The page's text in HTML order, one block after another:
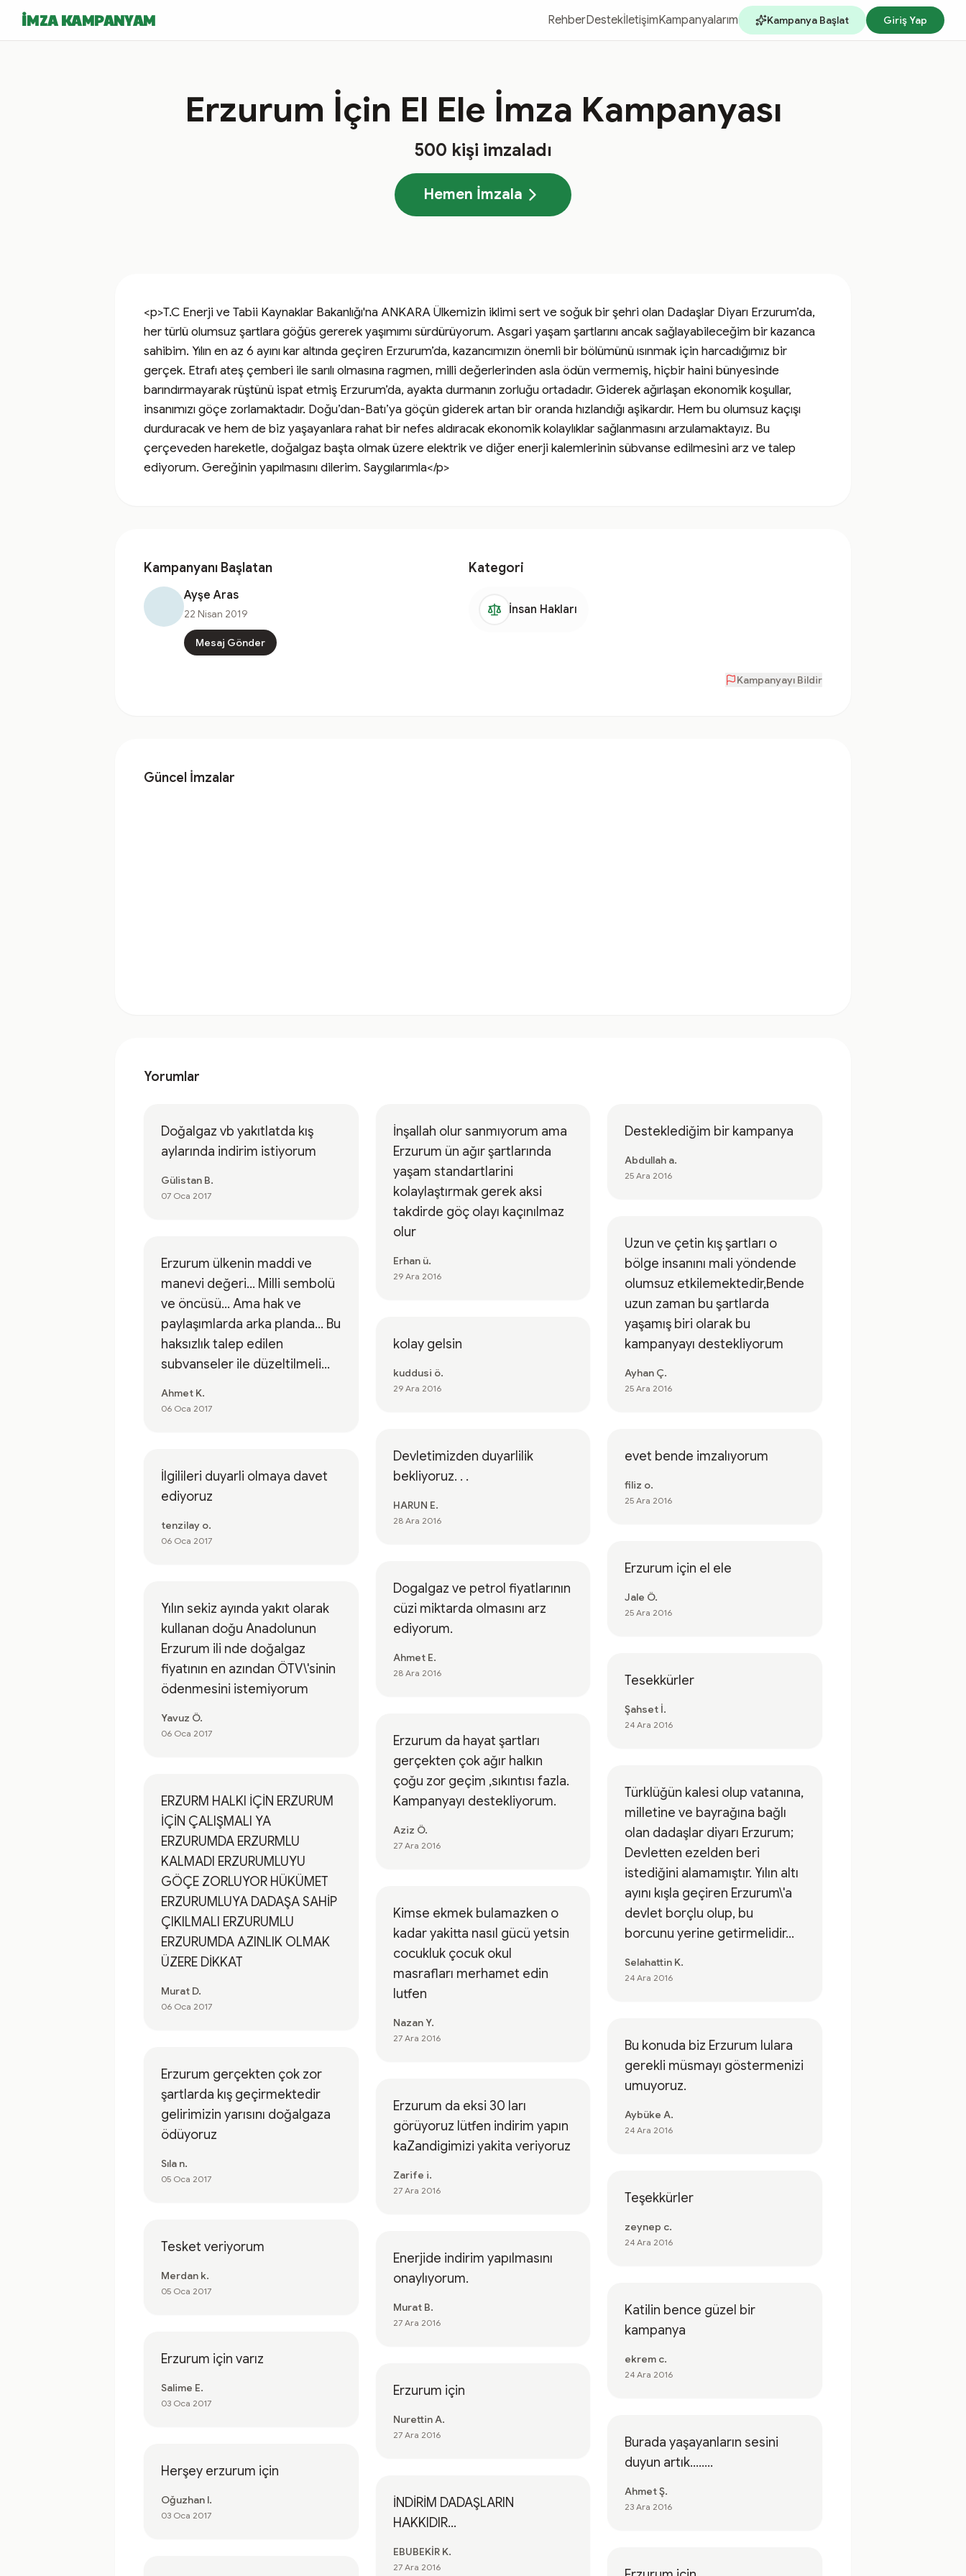
İMZA KAMPANYAM RehberDestekİletişimKampanyalarım Kampanya Başlat Giriş Yap
Erzurum İçin El Ele İmza Kampanyası
500 kişi imzaladı
Hemen İmzala
<p>T.C Enerji ve Tabii Kaynaklar Bakanlığı'na ANKARA Ülkemizin iklimi sert ve soğuk bir şehri olan Dadaşlar Diyarı Erzurum’da,
her türlü olumsuz şartlara göğüs gererek yaşımımı sürdürüyorum. Asgari yaşam şartlarını ancak sağlayabileceğim bir kazanca
sahibim. Yılın en az 6 ayını kar altında geçiren Erzurum’da, kazancımızın önemli bir bölümünü ısınmak için harcadığımız bir
gerçek. Etrafı ateş çemberi ile sarılı olmasına ragmen, milli değerlerinden asla ödün vermemiş, hiçbir haini bünyesinde
barındırmayarak rüştünü ispat etmiş Erzurum’da, ayakta durmanın zorluğu ortadadır. Giderek ağırlaşan ekonomik koşullar,
insanımızı göçe zorlamaktadır. Doğu’dan-Batı’ya göçün giderek artan bir oranda hızlandığı aşikardır. Hem bu olumsuz kaçışı
durduracak ve hem de biz yaşayanlara rahat bir nefes aldıracak ekonomik kolaylıklar sağlanmasını arzulamaktayız. Bu
çerçeveden hareketle, doğalgaz başta olmak üzere elektrik ve diğer enerji kalemlerinin sübvanse edilmesini arz ve talep
ediyorum. Gereğinin yapılmasını dilerim. Saygılarımla</p>
Kampanyanı Başlatan
Ayşe Aras
22 Nisan 2019
Mesaj Gönder
Kategori
İnsan Hakları
Kampanyayı Bildir
Güncel İmzalar
Yorumlar
Doğalgaz vb yakıtlatda kış
aylarında indirim istiyorum
Gülistan B.
07 Oca 2017
Erzurum ülkenin maddi ve
manevi değeri... Milli sembolü
ve öncüsü... Ama hak ve
paylaşımlarda arka planda... Bu
haksızlık talep edilen
subvanseler ile düzeltilmeli...
Ahmet K.
06 Oca 2017
İlgilileri duyarli olmaya davet
ediyoruz
tenzilay o.
06 Oca 2017
Yılın sekiz ayında yakıt olarak
kullanan doğu Anadolunun
Erzurum ili nde doğalgaz
fiyatının en azından ÖTV\'sinin
ödenmesini istemiyorum
Yavuz Ö.
06 Oca 2017
ERZURM HALKI İÇİN ERZURUM
İÇİN ÇALIŞMALI YA
ERZURUMDA ERZURMLU
KALMADI ERZURUMLUYU
GÖÇE ZORLUYOR HÜKÜMET
ERZURUMLUYA DADAŞA SAHİP
ÇIKILMALI ERZURUMLU
ERZURUMDA AZINLIK OLMAK
ÜZERE DİKKAT
Murat D.
06 Oca 2017
Erzurum gerçekten çok zor
şartlarda kış geçirmektedir
gelirimizin yarısını doğalgaza
ödüyoruz
Sıla n.
05 Oca 2017
Tesket veriyorum
Merdan k.
05 Oca 2017
Erzurum için varız
Salime E.
03 Oca 2017
Herşey erzurum için
Oğuzhan l.
03 Oca 2017
İnşallah olur sanmıyorum ama
Erzurum ün ağır şartlarında
yaşam standartlarini
kolaylaştırmak gerek aksi
takdirde göç olayı kaçınılmaz
olur
Erhan ü.
29 Ara 2016
kolay gelsin
kuddusi ö.
29 Ara 2016
Devletimizden duyarlilik
bekliyoruz. . .
HARUN E.
28 Ara 2016
Dogalgaz ve petrol fiyatlarının
cüzi miktarda olmasını arz
ediyorum.
Ahmet E.
28 Ara 2016
Erzurum da hayat şartları
gerçekten çok ağır halkın
çoğu zor geçim ,sıkıntısı fazla.
Kampanyayı destekliyorum.
Aziz Ö.
27 Ara 2016
Kimse ekmek bulamazken o
kadar yakitta nasıl gücü yetsin
cocukluk çocuk okul
masrafları merhamet edin
lutfen
Nazan Y.
27 Ara 2016
Erzurum da eksi 30 ları
görüyoruz lütfen indirim yapın
kaZandigimizi yakita veriyoruz
Zarife i.
27 Ara 2016
Enerjide indirim yapılmasını
onaylıyorum.
Murat B.
27 Ara 2016
Erzurum için
Nurettin A.
27 Ara 2016
İNDİRİM DADAŞLARIN
HAKKIDIR...
EBUBEKİR K.
27 Ara 2016
Desteklediğim bir kampanya
Abdullah a.
25 Ara 2016
Uzun ve çetin kış şartları o
bölge insanını mali yöndende
olumsuz etkilemektedir,Bende
uzun zaman bu şartlarda
yaşamış biri olarak bu
kampanyayı destekliyorum
Ayhan Ç.
25 Ara 2016
evet bende imzalıyorum
filiz o.
25 Ara 2016
Erzurum için el ele
Jale Ö.
25 Ara 2016
Tesekkürler
Şahset İ.
24 Ara 2016
Türklüğün kalesi olup vatanına,
milletine ve bayrağına bağlı
olan dadaşlar diyarı Erzurum;
Devletten ezelden beri
istediğini alamamıştır. Yılın altı
ayını kışla geçiren Erzurum\'a
devlet borçlu olup, bu
borcunu yerine getirmelidir...
Selahattin K.
24 Ara 2016
Bu konuda biz Erzurum lulara
gerekli müsmayı göstermenizi
umuyoruz.
Aybüke A.
24 Ara 2016
Teşekkürler
zeynep c.
24 Ara 2016
Katilin bence güzel bir
kampanya
ekrem c.
24 Ara 2016
Burada yaşayanların sesini
duyun artık........
Ahmet Ş.
23 Ara 2016